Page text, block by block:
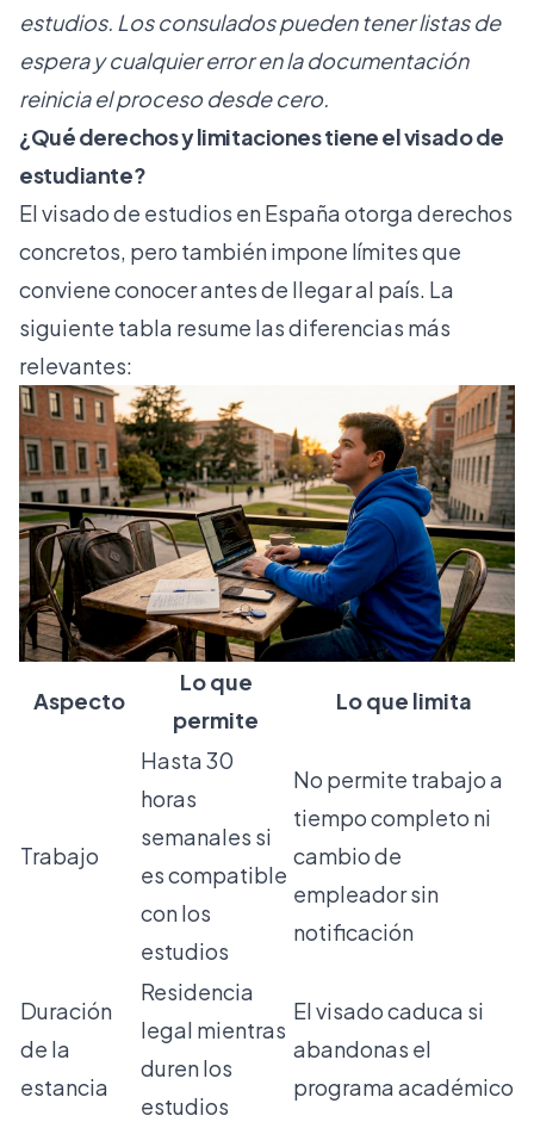
estudios. Los consulados pueden tener listas de
espera y cualquier error en la documentación
reinicia el proceso desde cero.
¿Qué derechos y limitaciones tiene el visado de
estudiante?
El visado de estudios en España otorga derechos
concretos, pero también impone límites que
conviene conocer antes de llegar al país. La
siguiente tabla resume las diferencias más
relevantes:
Aspecto
Lo que
permite
Lo que limita
Trabajo
Hasta 30
horas
semanales si
es compatible
con los
estudios
No permite trabajo a
tiempo completo ni
cambio de
empleador sin
notificación
Duración
de la
estancia
Residencia
legal mientras
duren los
estudios
El visado caduca si
abandonas el
programa académico